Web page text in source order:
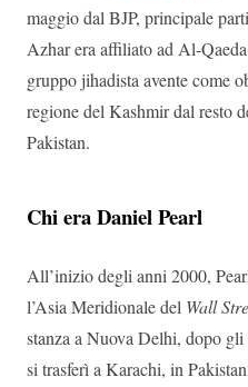
maggio dal BJP, principale
Azhar era affiliato ad Al-
gruppo jihadista avente come
regione del Kashmir dal resto
Pakistan.
Chi era Daniel Pearl
All’inizio degli anni 2000,
l’Asia Meridionale del Wall
stanza a Nuova Delhi, dopo gli
si trasferì a Karachi, in